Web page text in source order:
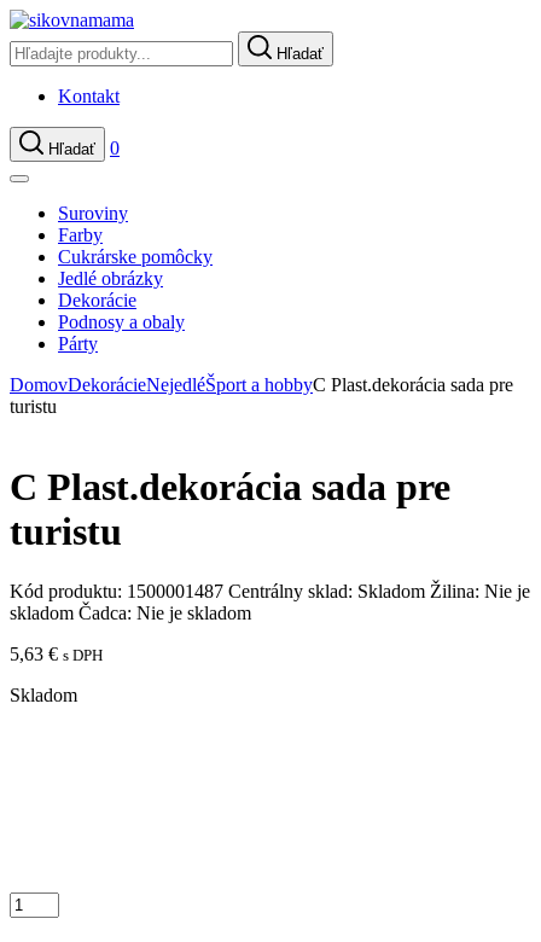
Hľadať
Kontakt
Hľadať 0
Suroviny
Farby
Cukrárske pomôcky
Jedlé obrázky
Dekorácie
Podnosy a obaly
Párty
DomovDekorácieNejedléŠport a hobbyC Plast.dekorácia sada pre
turistu
C Plast.dekorácia sada pre
turistu
Kód produktu: 1500001487 Centrálny sklad: Skladom Žilina: Nie je
skladom Čadca: Nie je skladom
5,63 € s DPH
Skladom